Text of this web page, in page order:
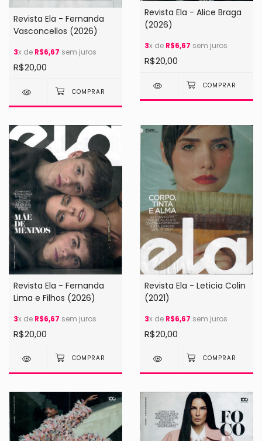
Revista Ela - Fernanda
Vasconcellos (2026)
3x de R$6,67 sem juros
R$20,00
Revista Ela - Alice Braga
(2026)
3x de R$6,67 sem juros
R$20,00
Revista Ela - Fernanda
Lima e Filhos (2026)
3x de R$6,67 sem juros
R$20,00
Revista Ela - Leticia Colin
(2021)
3x de R$6,67 sem juros
R$20,00